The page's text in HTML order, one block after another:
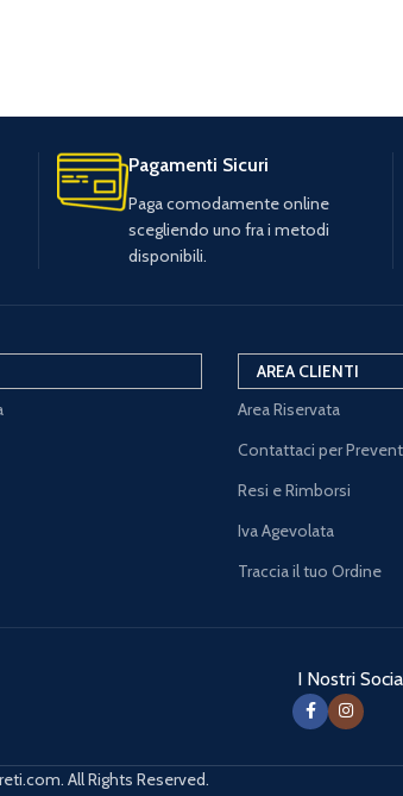
Pagamenti Sicuri
Paga comodamente online
scegliendo uno fra i metodi
disponibili.
AREA CLIENTI
Area Riservata
Contattaci per
Resi e Rimborsi
Iva Agevolata
Traccia il tuo Ordine
I Nostri
All Rights Reserved.